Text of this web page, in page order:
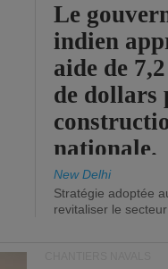
Le
indien
aide de
de dollars
nationale.
New Delhi
Stratégie adoptée
revitaliser le secteur